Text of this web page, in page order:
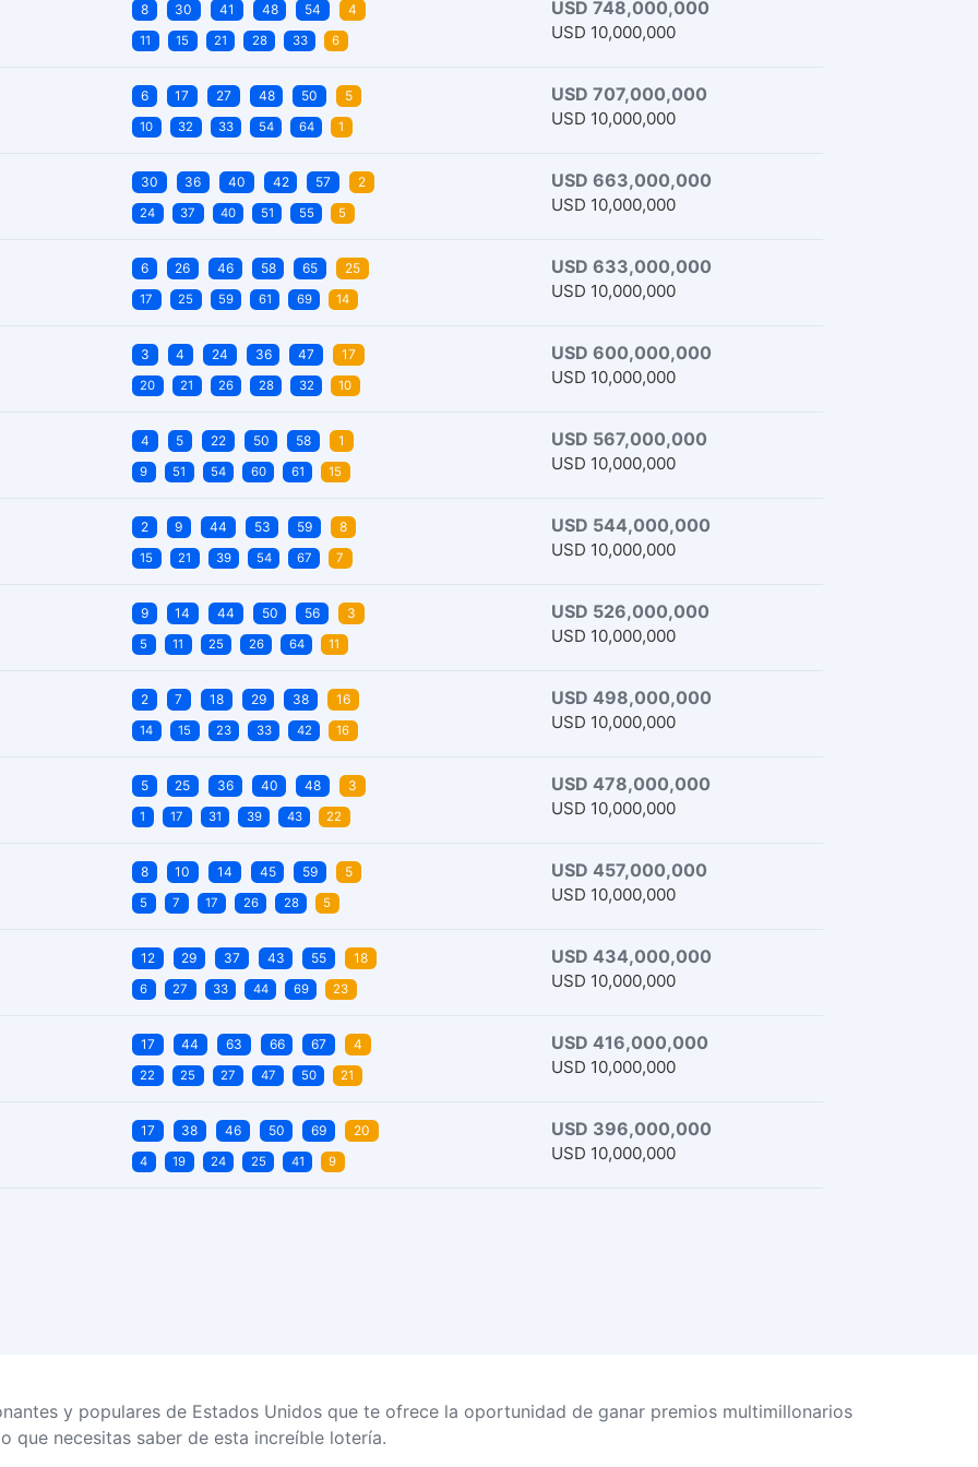
8 30 41 48 54 4
11 15 21 28 33 6
USD 748,000,000
USD 10,000,000
6 17 27 48 50 5
10 32 33 54 64 1
USD 707,000,000
USD 10,000,000
30 36 40 42 57 2
24 37 40 51 55 5
USD 663,000,000
USD 10,000,000
6 26 46 58 65 25
17 25 59 61 69 14
USD 633,000,000
USD 10,000,000
3 4 24 36 47 17
20 21 26 28 32 10
USD 600,000,000
USD 10,000,000
4 5 22 50 58 1
9 51 54 60 61 15
USD 567,000,000
USD 10,000,000
2 9 44 53 59 8
15 21 39 54 67 7
USD 544,000,000
USD 10,000,000
9 14 44 50 56 3
5 11 25 26 64 11
USD 526,000,000
USD 10,000,000
2 7 18 29 38 16
14 15 23 33 42 16
USD 498,000,000
USD 10,000,000
5 25 36 40 48 3
1 17 31 39 43 22
USD 478,000,000
USD 10,000,000
8 10 14 45 59 5
5 7 17 26 28 5
USD 457,000,000
USD 10,000,000
12 29 37 43 55 18
6 27 33 44 69 23
USD 434,000,000
USD 10,000,000
17 44 63 66 67 4
22 25 27 47 50 21
USD 416,000,000
USD 10,000,000
17 38 46 50 69 20
4 19 24 25 41 9
USD 396,000,000
USD 10,000,000
y populares de Estados Unidos que te ofrece la oportunidad de ganar premios multimillonarios
que necesitas saber de esta increíble lotería.